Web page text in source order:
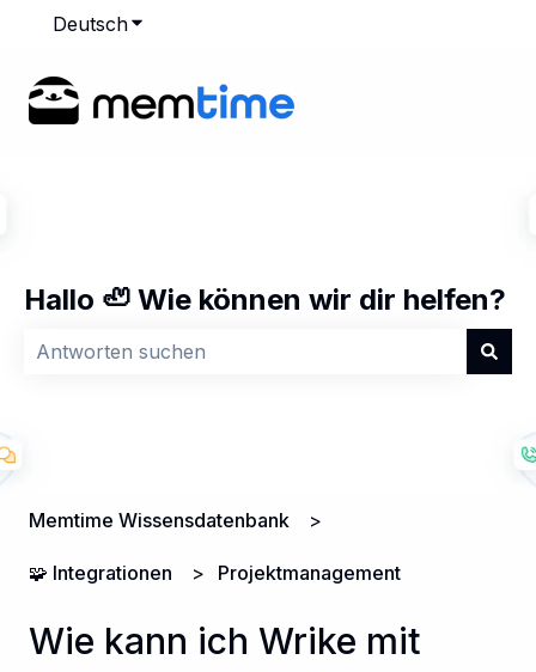
DeutschUntermenü für Übersetzungen anzeigen
Hallo 🦥 Wie können wir dir helfen?
Memtime Wissensdatenbank
🧩 Integrationen Projektmanagement
Wie kann ich Wrike mit